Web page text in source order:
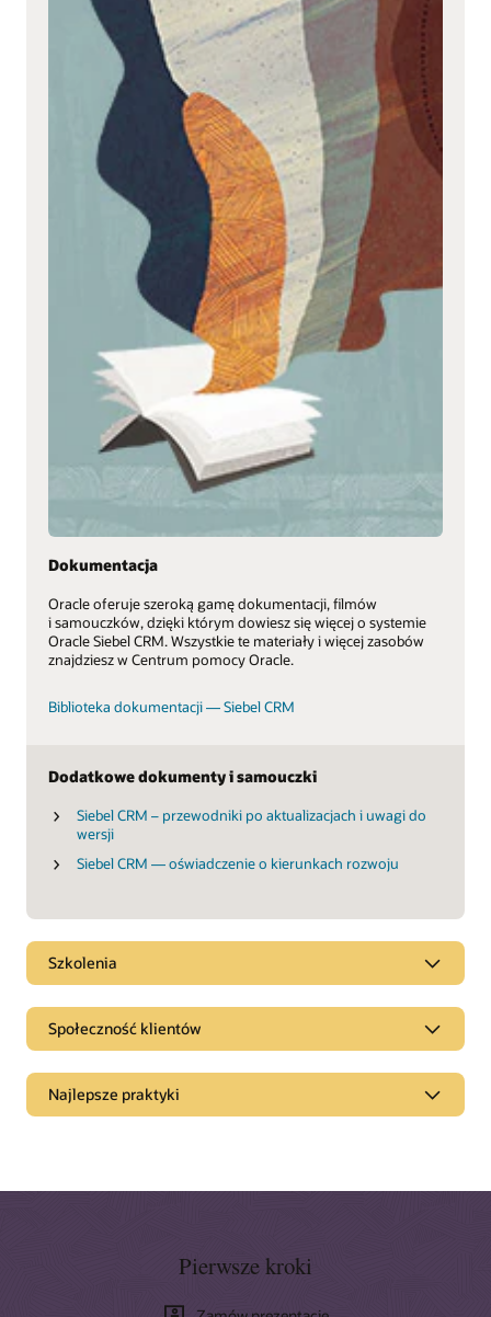
Dokumentacja
Oracle oferuje szeroką gamę dokumentacji, filmów
i samouczków, dzięki którym dowiesz się więcej o systemie
Oracle Siebel CRM. Wszystkie te materiały i więcej zasobów
znajdziesz w Centrum pomocy Oracle.
Biblioteka dokumentacji — Siebel CRM
Dodatkowe dokumenty i samouczki
Siebel CRM – przewodniki po aktualizacjach i uwagi do
wersji
Siebel CRM — oświadczenie o kierunkach rozwoju
Szkolenia
Społeczność klientów
Najlepsze praktyki
Pierwsze kroki